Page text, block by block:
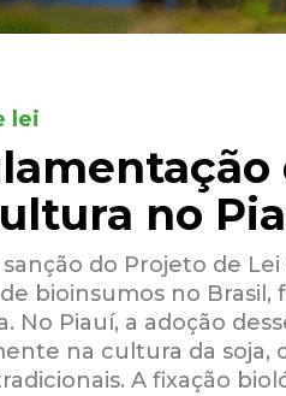
lei
no
do Projeto de
bioinsumos no
No Piauí, a adoção
na cultura da soja,
A fixação